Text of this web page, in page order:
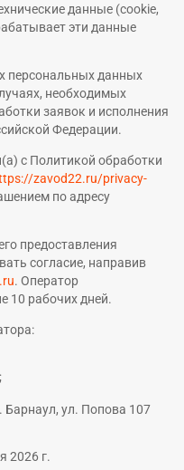
данные (cookie,
эти данные
персональных данных
необходимых
заявок и исполнения
Федерации.
с Политикой обработки
zavod22.ru/privacy-
по адресу
предоставления
согласие, направив
. Оператор
10 рабочих дней.
;
Барнаул, ул. Попова 107
2026 г.